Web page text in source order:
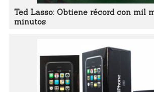
Ted Lasso: Obtiene récord con mil
minutos